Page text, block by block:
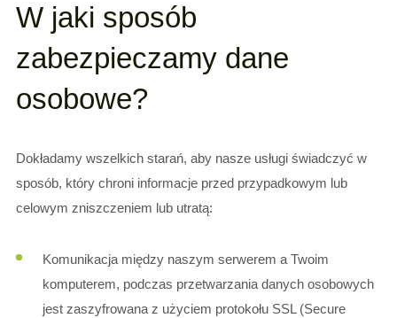
W jaki sposób
zabezpieczamy dane
osobowe?
Dokładamy wszelkich starań, aby nasze usługi świadczyć w
sposób, który chroni informacje przed przypadkowym lub
celowym zniszczeniem lub utratą:
Komunikacja między naszym serwerem a Twoim
komputerem, podczas przetwarzania danych osobowych
jest zaszyfrowana z użyciem protokołu SSL (Secure